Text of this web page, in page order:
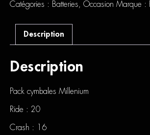
Catégories : Batteries Occasion Marque :
Description
Description
Pack cymbales Millenium
Ride : 20
Crash : 16